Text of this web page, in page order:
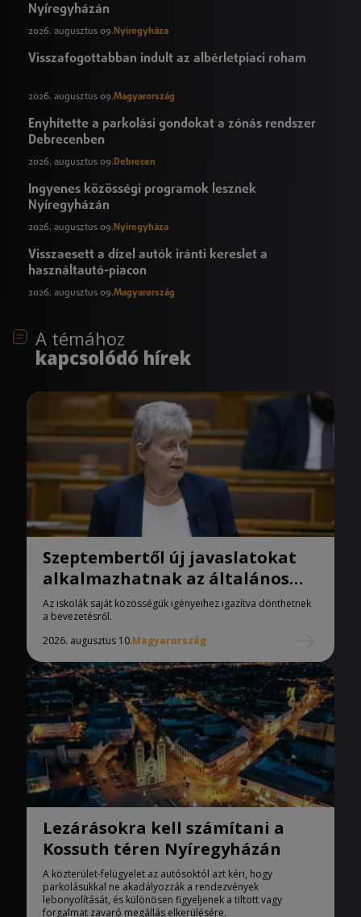
Nyíregyházán
2026. augusztus 09. Nyíregyháza
Visszafogottabban indult az albérletpiaci roham
2026. augusztus 09.Magyarország
Enyhítette a parkolási gondokat a zónás rendszer
Debrecenben
2026. augusztus 09.Debrecen
Ingyenes közösségi programok lesznek
Nyíregyházán
2026. augusztus 09. Nyíregyháza
Visszaesett a dízel autók iránti kereslet a
használtautó-piacon
2026. augusztus 09.Magyarország
A témához
kapcsolódó hírek
Szeptembertől új javaslatokat
alkalmazhatnak az általános
iskolák
Az iskolák saját közösségük igényeihez igazítva dönthetnek
a bevezetésről.
2026. augusztus 10.Magyarország
Lezárásokra kell számítani a
Kossuth téren Nyíregyházán
A közterület-felügyelet az autósoktól azt kéri, hogy
parkolásukkal ne akadályozzák a rendezvények
lebonyolítását, és különösen figyeljenek a tiltott vagy
forgalmat zavaró megállás elkerülésére.